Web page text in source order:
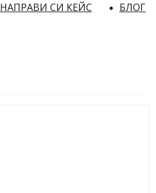
НАПРАВИ СИ КЕЙС БЛОГ